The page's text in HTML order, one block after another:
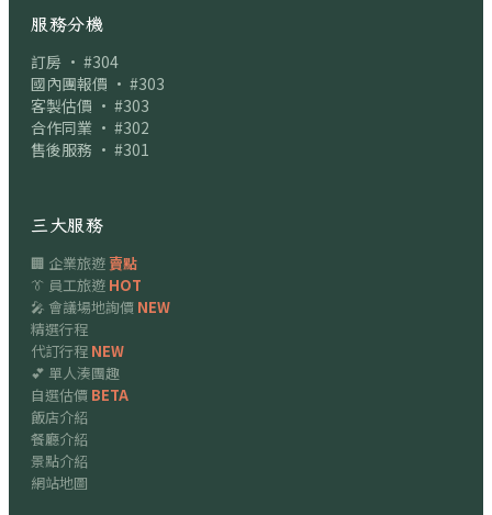
服務分機
訂房 · #304
國內團報價 · #303
客製估價 · #303
合作同業 · #302
售後服務 · #301
三大服務
🏢 企業旅遊賣點
👔 員工旅遊 HOT
🎤 會議場地詢價 NEW
精選行程
代訂行程 NEW
💕 單人湊團趣
自選估價 BETA
飯店介紹
餐廳介紹
景點介紹
網站地圖